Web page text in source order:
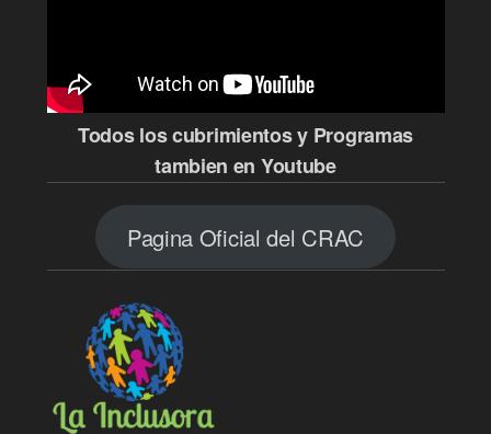
Todos los cubrimientos y Programas
tambien en Youtube
Pagina Oficial del CRAC